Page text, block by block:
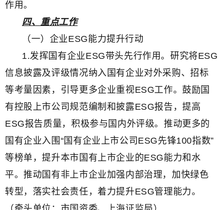
作用。
四、重点工作
（一）企业ESG能力提升行动
1.发挥国有企业ESG带头先行作用。研究将ESG
信息披露及评级情况纳入国有企业对外采购、招标
等考量因素，引导更多企业重视ESG工作。鼓励国
有控股上市公司规范编制和披露ESG报告，提高
ESG报告质量，积极参与国内外评级。推动更多的
国有企业入围“国有企业上市公司ESG先锋100指数”
等榜单，提升本市国有上市企业的ESG能力和水
平。推动国有非上市企业加强内部治理，加快绿色
转型，落实社会责任，着力提升ESG管理能力。